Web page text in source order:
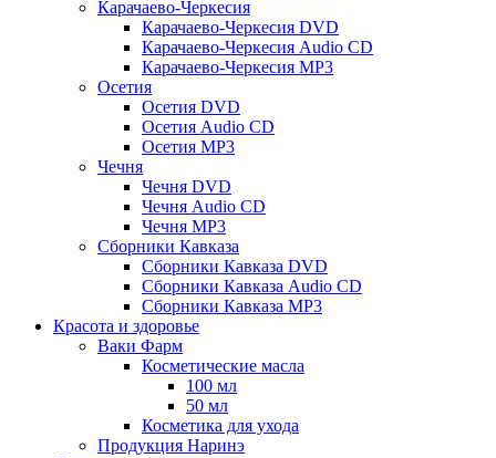
Карачаево-Черкесия
Карачаево-Черкесия DVD
Карачаево-Черкесия Audio CD
Карачаево-Черкесия MP3
Осетия
Осетия DVD
Осетия Audio CD
Осетия MP3
Чечня
Чечня DVD
Чечня Audio CD
Чечня MP3
Сборники Кавказа
Сборники Кавказа DVD
Сборники Кавказа Audio CD
Сборники Кавказа MP3
Красота и здоровье
Ваки Фарм
Косметические масла
100 мл
50 мл
Косметика для ухода
Продукция Наринэ